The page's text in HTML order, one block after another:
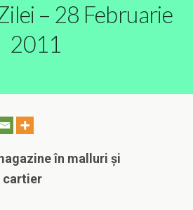
– 28 Februarie
2011
în malluri şi
cartier